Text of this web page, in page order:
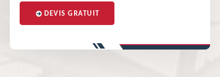
DEVIS GRATUIT